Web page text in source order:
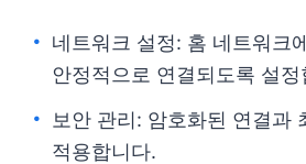
네트워크 설정: 홈 네트워크
안정적으로 연결되도록 설정
보안 관리: 암호화된 연결과
적용합니다.